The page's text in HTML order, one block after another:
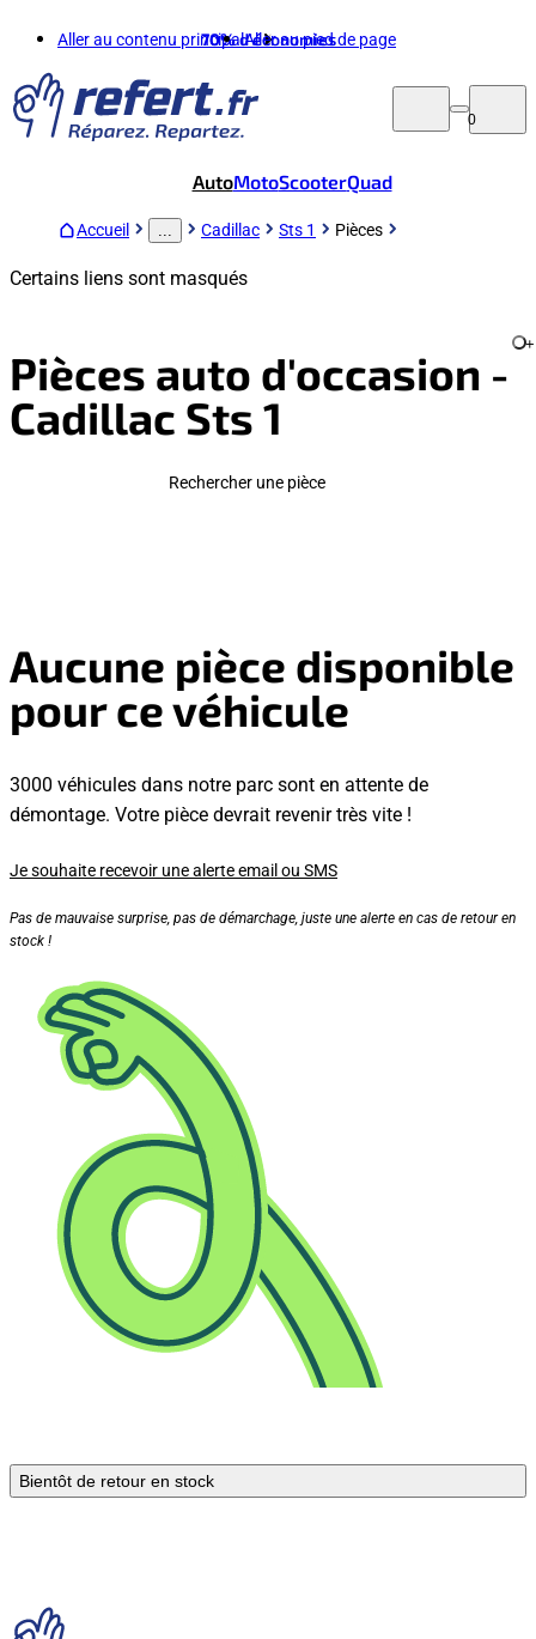
Aller au contenu principalAller au pied de page
70%d'économies
0
AutoMotoScooterQuad
Accueil Cadillac Sts 1 Pièces
Certains liens sont masqués
Pièces auto d'occasion -
Cadillac Sts 1
+
Rechercher une pièce
Aucune pièce disponible
pour ce véhicule
3000 véhicules dans notre parc sont en attente de
démontage. Votre pièce devrait revenir très vite !
Je souhaite recevoir une alerte email ou SMS
Pas de mauvaise surprise, pas de démarchage, juste une alerte en cas de retour en
stock !
Bientôt de retour en stock